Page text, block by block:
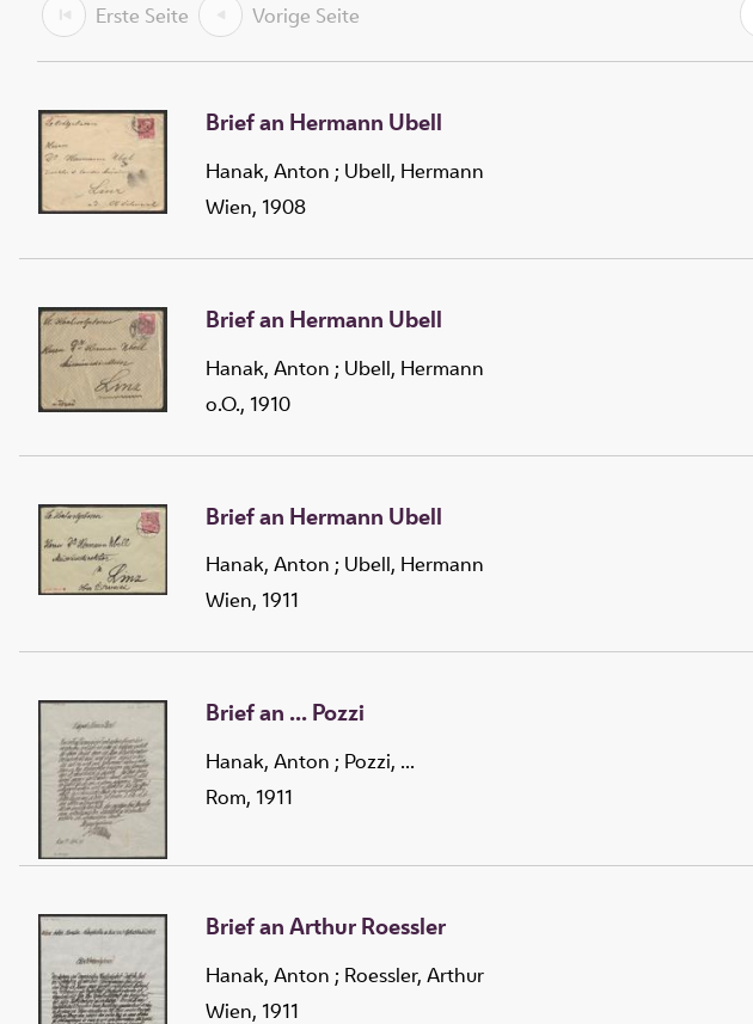
Erste Seite Vorige Seite
Brief an Hermann Ubell
Hanak, Anton ; Ubell, Hermann
Wien, 1908
Brief an Hermann Ubell
Hanak, Anton ; Ubell, Hermann
o.O., 1910
Brief an Hermann Ubell
Hanak, Anton ; Ubell, Hermann
Wien, 1911
Brief an ... Pozzi
Hanak, Anton ; Pozzi, ...
Rom, 1911
Brief an Arthur Roessler
Hanak, Anton ; Roessler, Arthur
Wien, 1911